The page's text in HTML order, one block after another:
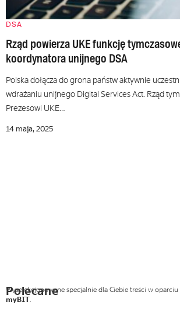
DSA
Rząd powierza UKE funkcję
koordynatora unijnego DSA
Polska dołącza do grona państw aktywnie
wdrażaniu unijnego Digital Services Act. Rząd
Prezesowi UKE…
14 maja, 2025
Polecane
Wyselekcjonowane specjalnie dla Ciebie treści w
myBIT.